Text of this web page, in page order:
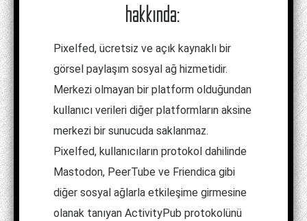
hakkında:
Pixelfed, ücretsiz ve açık kaynaklı bir
görsel paylaşım sosyal ağ hizmetidir.
Merkezi olmayan bir platform olduğundan
kullanıcı verileri diğer platformların aksine
merkezi bir sunucuda saklanmaz.
Pixelfed, kullanıcıların protokol dahilinde
Mastodon, PeerTube ve Friendica gibi
diğer sosyal ağlarla etkileşime girmesine
olanak tanıyan ActivityPub protokolünü